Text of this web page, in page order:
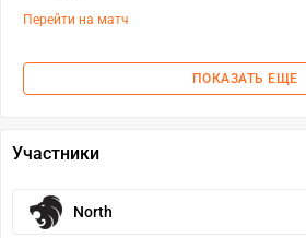
Перейти на матч
ПОКАЗАТЬ ЕЩЕ
Участники
North